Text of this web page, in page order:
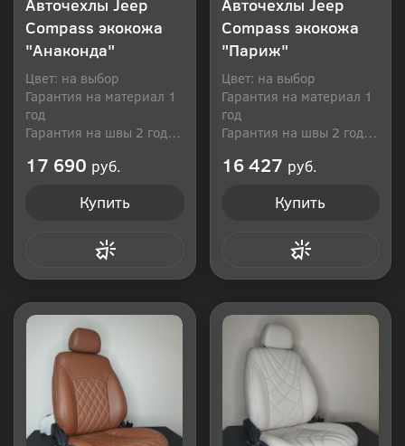
Авточехлы Jeep
Compass экокожа
"Анаконда"
Цвет: на выбор
Гарантия на материал 1
год
Гарантия на швы 2 года
17 690 руб.
Купить
Авточехлы Jeep
Compass экокожа
"Париж"
Цвет: на выбор
Гарантия на материал 1
год
Гарантия на швы 2 года
16 427 руб.
Купить